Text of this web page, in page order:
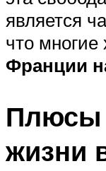
является
что многие
Франции
Плюсы
жизни